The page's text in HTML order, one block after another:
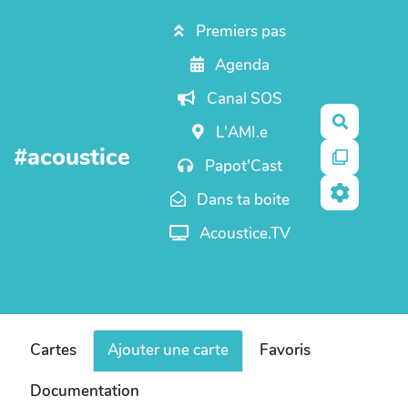
Aller au contenu principal
#acoustice
Premiers pas
Agenda
Canal SOS
L'AMI.e
Papot'Cast
Dans ta boite
Acoustice.TV
Cartes Ajouter une carte
Favoris
Documentation